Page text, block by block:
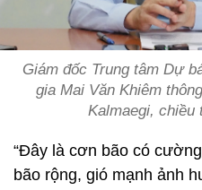
Giám đốc Trung tâm Dự
gia Mai Văn Khiêm
Kalmaegi, chiều
“Đây là cơn bão có
bão rộng, gió mạnh ảnh